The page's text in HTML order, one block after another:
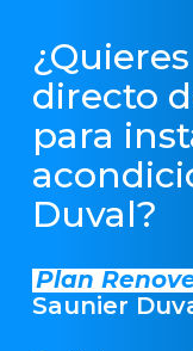
directo
para
Duval?
Plan
Saunier